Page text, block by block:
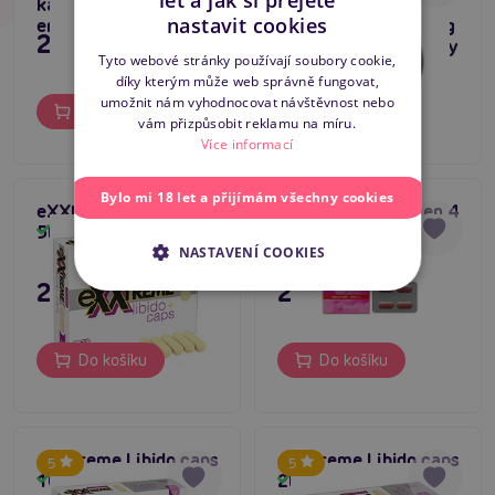
kapky pro intimní
energii
295 Kč
Do košíku
šumivého vína
Shunga Bodypainting
Sparkling Strawberry
Wine 100 ml
349 Kč
Do košíku
eXXtreme Libido caps
5tbl
295 Kč
Do košíku
Venicon for Women 4
295 Kč
Do košíku
5
eXXtreme Libido caps
10tbl
Skladem
5
eXXtreme Libido caps
2tblSkladem
ENGLISH
nastavit cookies
Tyto webové stránky používají soubory cookie,
díky kterým může web správně fungovat,
umožnit nám vyhodnocovat návštěvnost nebo
vám přizpůsobit reklamu na míru.
Více informací
Bylo mi 18 let a přijímám všechny cookies
NASTAVENÍ COOKIES